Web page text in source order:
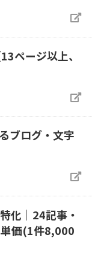
ページ以上、
ブログ・文字
化｜24記事・
価(1件8,000